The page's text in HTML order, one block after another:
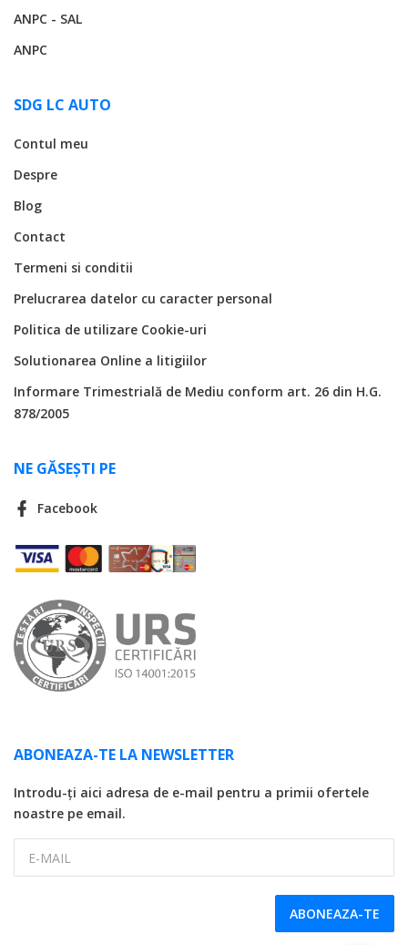
ANPC - SAL
ANPC
SDG LC AUTO
Contul meu
Despre
Blog
Contact
Termeni si conditii
Prelucrarea datelor cu caracter personal
Politica de utilizare Cookie-uri
Solutionarea Online a litigiilor
Informare Trimestrială de Mediu conform art. 26 din H.G.
878/2005
NE GĂSEȘTI PE
Facebook
ABONEAZA-TE LA NEWSLETTER
Introdu-ți aici adresa de e-mail pentru a primii ofertele
noastre pe email.
ABONEAZA-TE